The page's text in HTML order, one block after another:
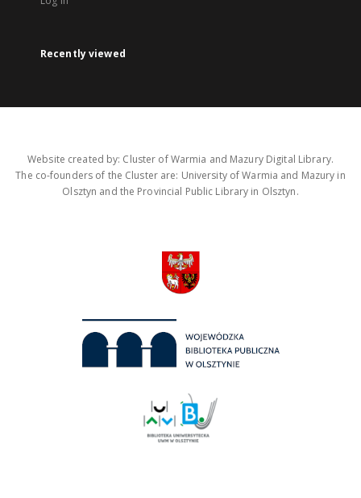
Recently viewed
Website created by: Cluster of Warmia and Mazury Digital Library.
The co-founders of the Cluster are: University of Warmia and Mazury in
Olsztyn and the Provincial Public Library in Olsztyn.